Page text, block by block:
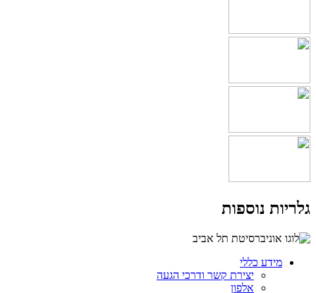
גלריות נוספות
מידע כללי
יצירת קשר ודרכי הגעה
אלפון